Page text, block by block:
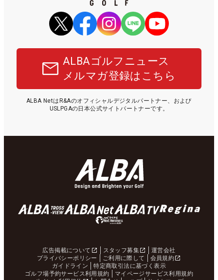
ALBAゴルフニュース
メルマガ登録はこちら
ALBA NetはR&Aのオフィシャルデジタルパートナー、および
USLPGAの日本公式サイトパートナーです。
広告掲載について スタッフ募集
運営会社
プライバシーポリシー
ご利用に際して
会員規約
ガイドライン
特定商取引法に基づく表示
ゴルフ場予約サービス利用規約
マイページサービス利用規約